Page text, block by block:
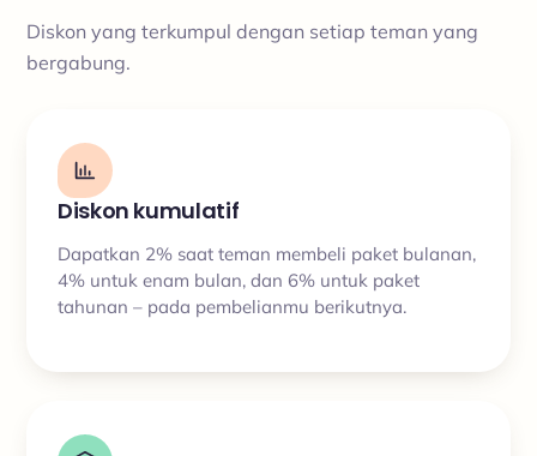
Diskon yang terkumpul dengan setiap teman yang
bergabung.
Diskon kumulatif
Dapatkan 2% saat teman membeli paket bulanan,
4% untuk enam bulan, dan 6% untuk paket
tahunan – pada pembelianmu berikutnya.